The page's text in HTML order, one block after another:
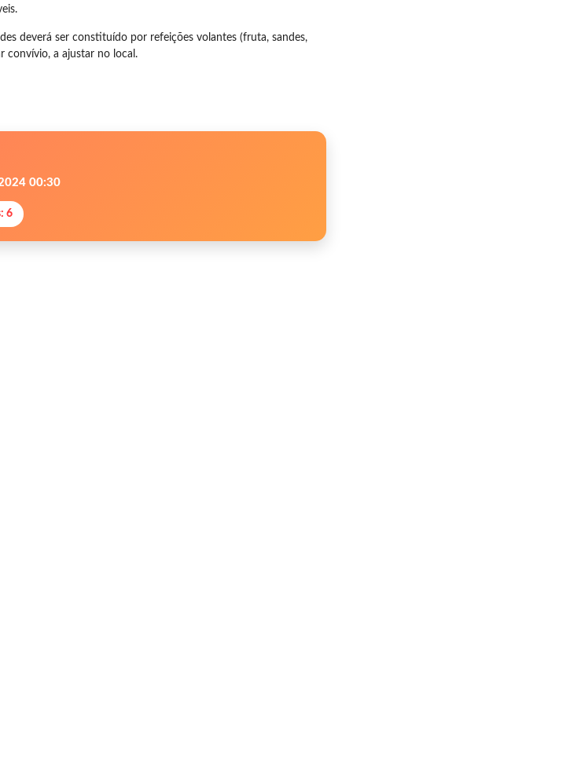
deverá ser constituído por refeições volantes (fruta, sandes,
convívio, a ajustar no local.
00:30
6